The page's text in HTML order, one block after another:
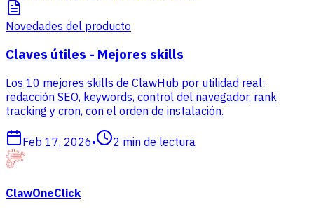
Novedades del producto
Claves útiles - Mejores skills
Los 10 mejores skills de ClawHub por utilidad real:
redacción SEO, keywords, control del navegador, rank
tracking y cron, con el orden de instalación.
Feb 17, 2026• 2 min de lectura
ClawOneClick